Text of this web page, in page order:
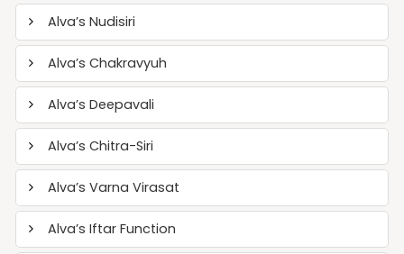
Alva’s Nudisiri
Alva’s Chakravyuh
Alva’s Deepavali
Alva’s Chitra-Siri
Alva’s Varna Virasat
Alva’s Iftar Function